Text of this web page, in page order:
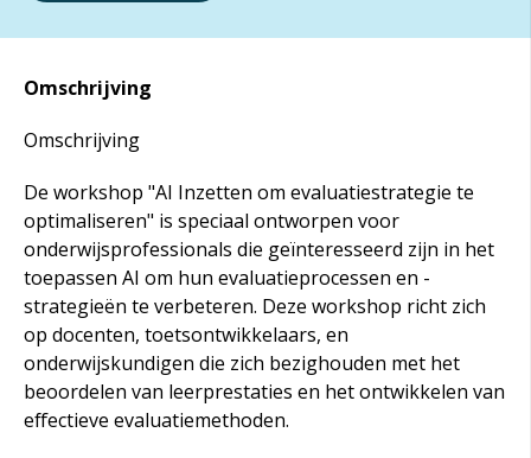
Omschrijving
Omschrijving
De workshop "AI Inzetten om evaluatiestrategie te
optimaliseren" is speciaal ontworpen voor
onderwijsprofessionals die geïnteresseerd zijn in het
toepassen AI om hun evaluatieprocessen en -
strategieën te verbeteren. Deze workshop richt zich
op docenten, toetsontwikkelaars, en
onderwijskundigen die zich bezighouden met het
beoordelen van leerprestaties en het ontwikkelen van
effectieve evaluatiemethoden.